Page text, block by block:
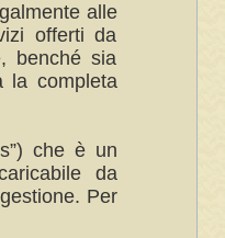
alle
offerti da
benché sia
la completa
che è un
da
Per